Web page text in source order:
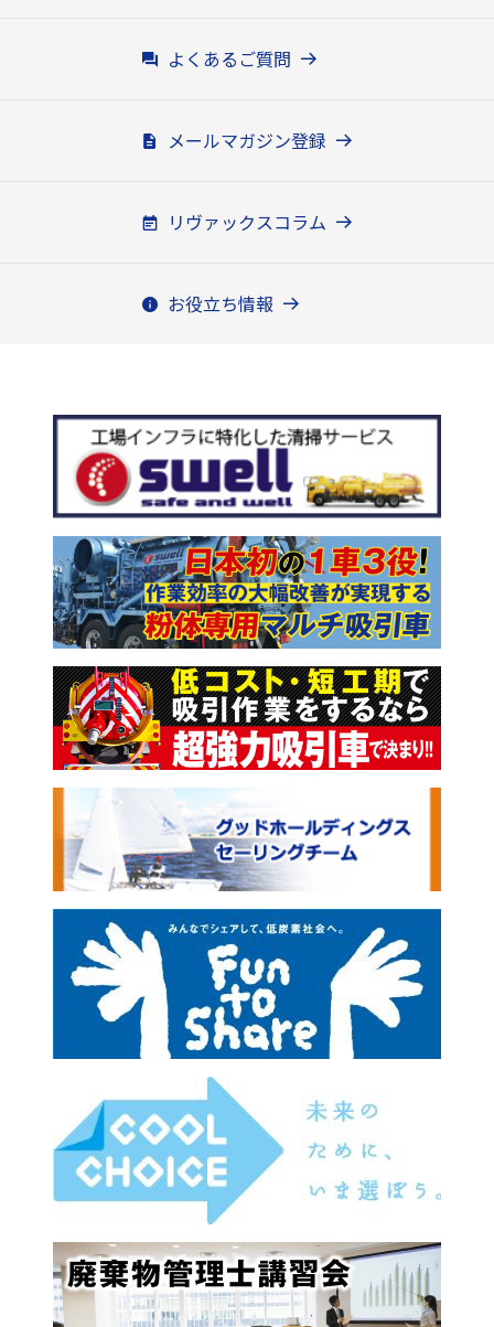
よくあるご質問
メールマガジン登録
リヴァックスコラム
お役立ち情報